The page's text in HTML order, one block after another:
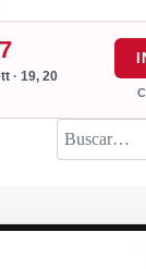
· 19, 20
Buscar